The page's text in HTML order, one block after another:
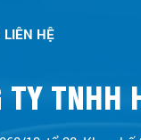
LIÊN HỆ
TY TNHH